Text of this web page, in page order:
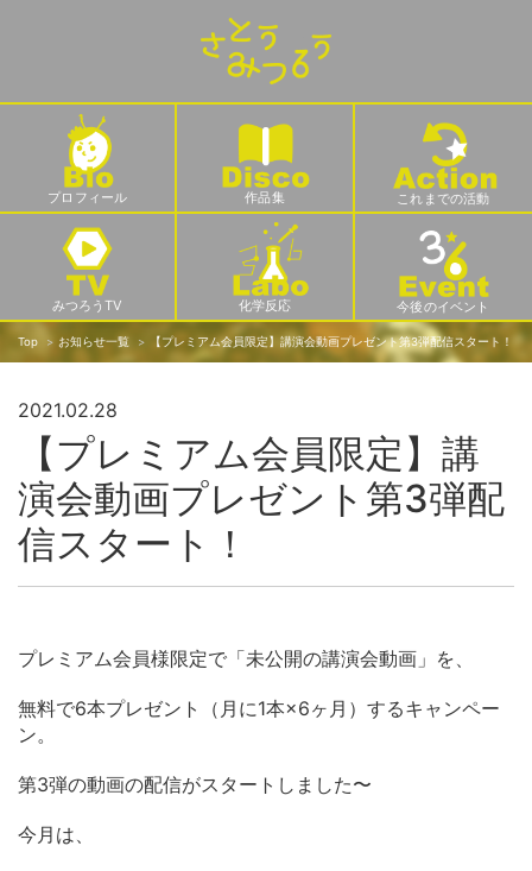
プロフィール 作品集 これまでの活動
みつろうTV 化学反応 今後のイベント
Top お知らせ一覧 【プレミアム会員限定】講演会動画プレゼント第3弾配信スタート！
2021.02.28
【プレミアム会員限定】講
演会動画プレゼント第3弾配
信スタート！
プレミアム会員様限定で「未公開の講演会動画」を、
無料で6本プレゼント（月に1本×6ヶ月）するキャンペー
ン。
第3弾の動画の配信がスタートしました〜
今月は、